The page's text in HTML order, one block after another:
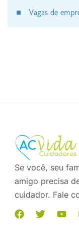
Vagas de
Se você, seu
amigo precisa
cuidador. Fale